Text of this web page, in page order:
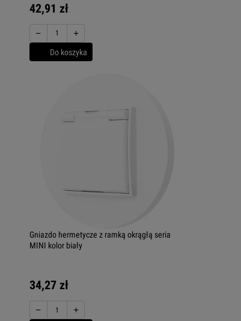
42,91 zł
− +
Do koszyka
Gniazdo hermetycze z ramką okrągłą seria
MINI kolor biały
34,27 zł
− +